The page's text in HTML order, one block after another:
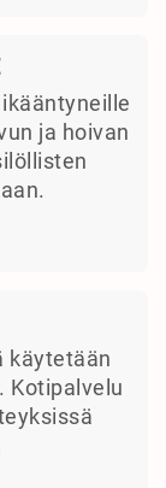
ja hoivan
käytetään
Kotipalvelu